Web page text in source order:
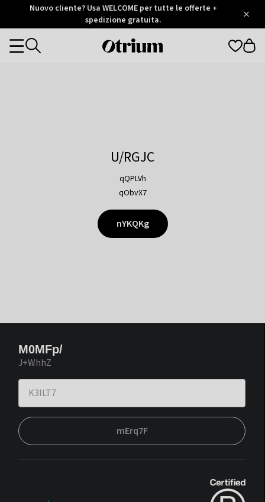
Otrium
Trustpilot
Nuovo cliente? Usa WELCOME per tutte le offerte +
spedizione gratuita.
Otrium
Categories
U/RGJC
qQPLVh
qObvX7
nYKQKg
M0MFp/
J+WhhZ
mErq7F